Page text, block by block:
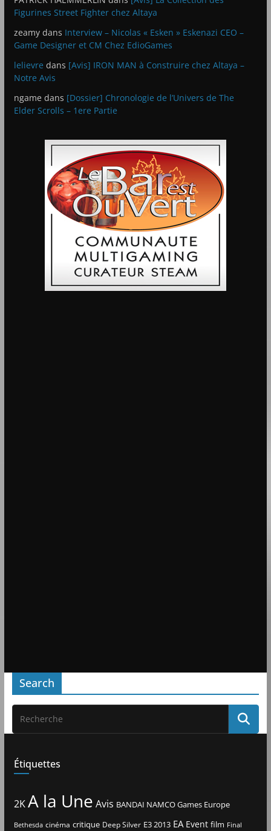
Figurines Street Fighter chez Altaya
zeamydans Interview – Nicolas « Esken » Eskenazi CEO –
Game Designer et CM Chez EdioGames
lelievre dans [Avis] IRON MAN à Construire chez Altaya –
Notre Avis
ngame dans [Dossier] Chronologie de l’Univers de The
Elder Scrolls – 1ere Partie
Search
Étiquettes
2KA la Une Avis BANDAI NAMCO Games Europe
Bethesda cinéma critique Deep Silver E3 2013 EA Event film Final